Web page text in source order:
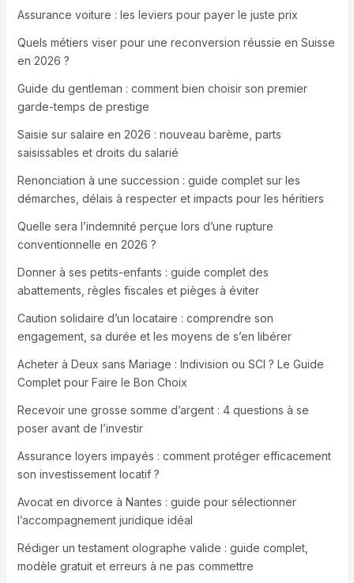
Assurance voiture : les leviers pour payer le juste prix
Quels métiers viser pour une reconversion réussie en Suisse
en 2026 ?
Guide du gentleman : comment bien choisir son premier
garde-temps de prestige
Saisie sur salaire en 2026 : nouveau barème, parts
saisissables et droits du salarié
Renonciation à une succession : guide complet sur les
démarches, délais à respecter et impacts pour les héritiers
Quelle sera l’indemnité perçue lors d’une rupture
conventionnelle en 2026 ?
Donner à ses petits-enfants : guide complet des
abattements, règles fiscales et pièges à éviter
Caution solidaire d’un locataire : comprendre son
engagement, sa durée et les moyens de s’en libérer
Acheter à Deux sans Mariage : Indivision ou SCI ? Le Guide
Complet pour Faire le Bon Choix
Recevoir une grosse somme d’argent : 4 questions à se
poser avant de l’investir
Assurance loyers impayés : comment protéger efficacement
son investissement locatif ?
Avocat en divorce à Nantes : guide pour sélectionner
l’accompagnement juridique idéal
Rédiger un testament olographe valide : guide complet,
modèle gratuit et erreurs à ne pas commettre